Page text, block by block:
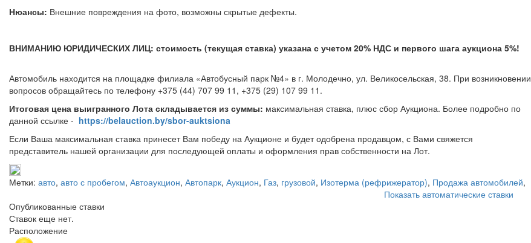
Нюансы: Внешние повреждения на фото, возможны скрытые дефекты.
ВНИМАНИЮ ЮРИДИЧЕСКИХ ЛИЦ: стоимость (текущая ставка) указана с учетом 20% НДС и первого шага аукциона 5%!
Автомобиль находится на площадке филиала «Автобусный парк №4» в г. Молодечно, ул. Великосельская, 38. При возникновении
вопросов обращайтесь по телефону +375 (44) 707 99 11, +375 (29) 107 99 11.
Итоговая цена выигранного Лота складывается из суммы: максимальная ставка, плюс сбор Аукциона. Более подробно по
данной ссылке - https://belauction.by/sbor-auktsiona
Если Ваша максимальная ставка принесет Вам победу на Аукционе и будет одобрена продавцом, с Вами свяжется
представитель нашей организации для последующей оплаты и оформления прав собственности на Лот.
Метки: авто, авто с пробегом, Автоаукцион, Автопарк, Аукцион, Газ, грузовой, Изотерма (рефрижератор), Продажа автомобилей,
Показать автоматические ставки
Опубликованные ставки
Ставок еще нет.
Расположение